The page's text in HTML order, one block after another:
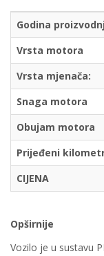
Godina
Vrsta motora
Vrsta mjenača:
Snaga motora
Obujam motora
Prijeđeni
CIJENA
Opširnije
Vozilo je u sustavu